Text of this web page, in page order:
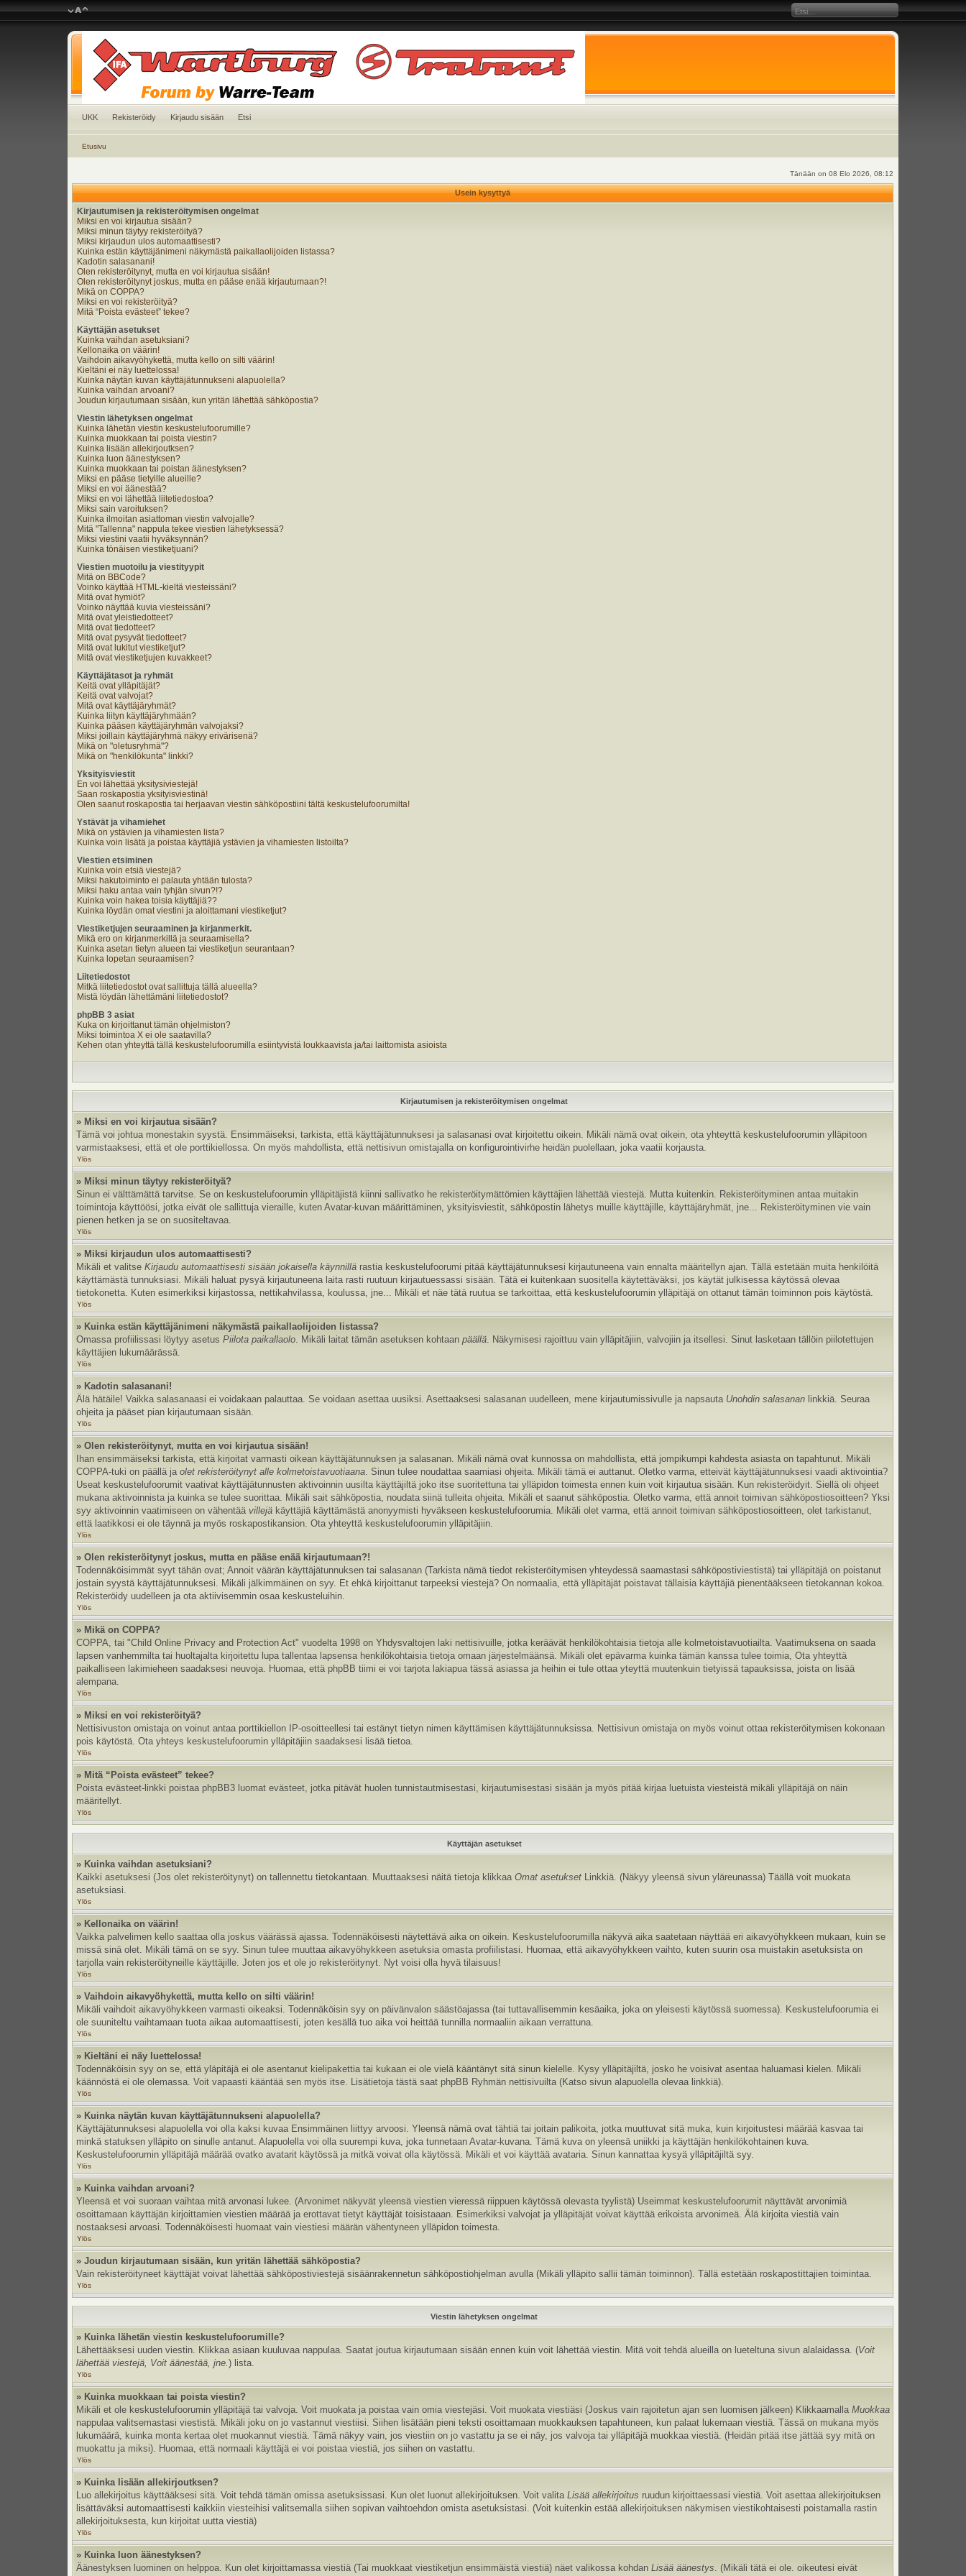
UKK Rekisteröidy Kirjaudu sisään Etsi
Etusivu
Tänään on 08 Elo 2026, 08:12
Usein kysyttyä
Kirjautumisen ja rekisteröitymisen ongelmat
Miksi en voi kirjautua sisään?
Miksi minun täytyy rekisteröityä?
Miksi kirjaudun ulos automaattisesti?
Kuinka estän käyttäjänimeni näkymästä paikallaolijoiden listassa?
Kadotin salasanani!
Olen rekisteröitynyt, mutta en voi kirjautua sisään!
Olen rekisteröitynyt joskus, mutta en pääse enää kirjautumaan?!
Mikä on COPPA?
Miksi en voi rekisteröityä?
Mitä “Poista evästeet” tekee?
Käyttäjän asetukset
Kuinka vaihdan asetuksiani?
Kellonaika on väärin!
Vaihdoin aikavyöhykettä, mutta kello on silti väärin!
Kieltäni ei näy luettelossa!
Kuinka näytän kuvan käyttäjätunnukseni alapuolella?
Kuinka vaihdan arvoani?
Joudun kirjautumaan sisään, kun yritän lähettää sähköpostia?
Viestin lähetyksen ongelmat
Kuinka lähetän viestin keskustelufoorumille?
Kuinka muokkaan tai poista viestin?
Kuinka lisään allekirjoutksen?
Kuinka luon äänestyksen?
Kuinka muokkaan tai poistan äänestyksen?
Miksi en pääse tietyille alueille?
Miksi en voi äänestää?
Miksi en voi lähettää liitetiedostoa?
Miksi sain varoituksen?
Kuinka ilmoitan asiattoman viestin valvojalle?
Mitä "Tallenna" nappula tekee viestien lähetyksessä?
Miksi viestini vaatii hyväksynnän?
Kuinka tönäisen viestiketjuani?
Viestien muotoilu ja viestityypit
Mitä on BBCode?
Voinko käyttää HTML-kieltä viesteissäni?
Mitä ovat hymiöt?
Voinko näyttää kuvia viesteissäni?
Mitä ovat yleistiedotteet?
Mitä ovat tiedotteet?
Mitä ovat pysyvät tiedotteet?
Mitä ovat lukitut viestiketjut?
Mitä ovat viestiketjujen kuvakkeet?
Käyttäjätasot ja ryhmät
Keitä ovat ylläpitäjät?
Keitä ovat valvojat?
Mitä ovat käyttäjäryhmät?
Kuinka liityn käyttäjäryhmään?
Kuinka pääsen käyttäjäryhmän valvojaksi?
Miksi joillain käyttäjäryhmä näkyy erivärisenä?
Mikä on "oletusryhmä"?
Mikä on "henkilökunta" linkki?
Yksityisviestit
En voi lähettää yksitysiviestejä!
Saan roskapostia yksityisviestinä!
Olen saanut roskapostia tai herjaavan viestin sähköpostiini tältä keskustelufoorumilta!
Ystävät ja vihamiehet
Mikä on ystävien ja vihamiesten lista?
Kuinka voin lisätä ja poistaa käyttäjiä ystävien ja vihamiesten listoilta?
Viestien etsiminen
Kuinka voin etsiä viestejä?
Miksi hakutoiminto ei palauta yhtään tulosta?
Miksi haku antaa vain tyhjän sivun?!?
Kuinka voin hakea toisia käyttäjiä??
Kuinka löydän omat viestini ja aloittamani viestiketjut?
Viestiketjujen seuraaminen ja kirjanmerkit.
Mikä ero on kirjanmerkillä ja seuraamisella?
Kuinka asetan tietyn alueen tai viestiketjun seurantaan?
Kuinka lopetan seuraamisen?
Liitetiedostot
Mitkä liitetiedostot ovat sallittuja tällä alueella?
Mistä löydän lähettämäni liitetiedostot?
phpBB 3 asiat
Kuka on kirjoittanut tämän ohjelmiston?
Miksi toimintoa X ei ole saatavilla?
Kehen otan yhteyttä tällä keskustelufoorumilla esiintyvistä loukkaavista ja/tai laittomista asioista
Kirjautumisen ja rekisteröitymisen ongelmat
» Miksi en voi kirjautua sisään?
Tämä voi johtua monestakin syystä. Ensimmäiseksi, tarkista, että käyttäjätunnuksesi ja salasanasi ovat kirjoitettu oikein. Mikäli nämä ovat oikein, ota yhteyttä keskustelufoorumin ylläpitoon
varmistaaksesi, että et ole porttikiellossa. On myös mahdollista, että nettisivun omistajalla on konfigurointivirhe heidän puolellaan, joka vaatii korjausta.
Ylös
» Miksi minun täytyy rekisteröityä?
Sinun ei välttämättä tarvitse. Se on keskustelufoorumin ylläpitäjistä kiinni sallivatko he rekisteröitymättömien käyttäjien lähettää viestejä. Mutta kuitenkin. Rekisteröityminen antaa muitakin
toimintoja käyttöösi, jotka eivät ole sallittuja vieraille, kuten Avatar-kuvan määrittäminen, yksityisviestit, sähköpostin lähetys muille käyttäjille, käyttäjäryhmät, jne... Rekisteröityminen vie vain
pienen hetken ja se on suositeltavaa.
Ylös
» Miksi kirjaudun ulos automaattisesti?
Mikäli et valitseKirjaudu automaattisesti sisään jokaisella käynnillä rastia keskustelufoorumi pitää käyttäjätunnuksesi kirjautuneena vain ennalta määritellyn ajan. Tällä estetään muita henkilöitä
käyttämästä tunnuksiasi. Mikäli haluat pysyä kirjautuneena laita rasti ruutuun kirjautuessassi sisään. Tätä ei kuitenkaan suositella käytettäväksi, jos käytät julkisessa käytössä olevaa
tietokonetta. Kuten esimerkiksi kirjastossa, nettikahvilassa, koulussa, jne... Mikäli et näe tätä ruutua se tarkoittaa, että keskustelufoorumin ylläpitäjä on ottanut tämän toiminnon pois käytöstä.
Ylös
» Kuinka estän käyttäjänimeni näkymästä paikallaolijoiden listassa?
Omassa profiilissasi löytyy asetusPiilota paikallaolo. Mikäli laitat tämän asetuksen kohtaanpäällä. Näkymisesi rajoittuu vain ylläpitäjiin, valvojiin ja itsellesi. Sinut lasketaan tällöin piilotettujen
käyttäjien lukumäärässä.
Ylös
» Kadotin salasanani!
Älä hätäile! Vaikka salasanaasi ei voidakaan palauttaa. Se voidaan asettaa uusiksi. Asettaaksesi salasanan uudelleen, mene kirjautumissivulle ja napsauta Unohdin salasanan linkkiä. Seuraa
ohjeita ja pääset pian kirjautumaan sisään.
Ylös
» Olen rekisteröitynyt, mutta en voi kirjautua sisään!
Ihan ensimmäiseksi tarkista, että kirjoitat varmasti oikean käyttäjätunnuksen ja salasanan. Mikäli nämä ovat kunnossa on mahdollista, että jompikumpi kahdesta asiasta on tapahtunut. Mikäli
COPPA-tuki on päällä jaolet rekisteröitynyt alle kolmetoistavuotiaana. Sinun tulee noudattaa saamiasi ohjeita. Mikäli tämä ei auttanut. Oletko varma, etteivät käyttäjätunnuksesi vaadi aktivointia?
Useat keskustelufoorumit vaativat käyttäjätunnusten aktivoinnin uusilta käyttäjiltä joko itse suoritettuna tai ylläpidon toimesta ennen kuin voit kirjautua sisään. Kun rekisteröidyit. Siellä oli ohjeet
mukana aktivoinnista ja kuinka se tulee suorittaa. Mikäli sait sähköpostia, noudata siinä tulleita ohjeita. Mikäli et saanut sähköpostia. Oletko varma, että annoit toimivan sähköpostiosoitteen? Yksi
syy aktivoinnin vaatimiseen on vähentäävillejä käyttäjiä käyttämästä anonyymisti hyväkseen keskustelufoorumia. Mikäli olet varma, että annoit toimivan sähköpostiosoitteen, olet tarkistanut,
että laatikkosi ei ole täynnä ja myös roskapostikansion. Ota yhteyttä keskustelufoorumin ylläpitäjiin.
Ylös
» Olen rekisteröitynyt joskus, mutta en pääse enää kirjautumaan?!
Todennäköisimmät syyt tähän ovat; Annoit väärän käyttäjätunnuksen tai salasanan (Tarkista nämä tiedot rekisteröitymisen yhteydessä saamastasi sähköpostiviestistä) tai ylläpitäjä on poistanut
jostain syystä käyttäjätunnuksesi. Mikäli jälkimmäinen on syy. Et ehkä kirjoittanut tarpeeksi viestejä? On normaalia, että ylläpitäjät poistavat tällaisia käyttäjiä pienentääkseen tietokannan kokoa.
Rekisteröidy uudelleen ja ota aktiivisemmin osaa keskusteluihin.
Ylös
» Mikä on COPPA?
COPPA, tai "Child Online Privacy and Protection Act" vuodelta 1998 on Yhdysvaltojen laki nettisivuille, jotka keräävät henkilökohtaisia tietoja alle kolmetoistavuotiailta. Vaatimuksena on saada
lapsen vanhemmilta tai huoltajalta kirjoitettu lupa tallentaa lapsensa henkilökohtaisia tietoja omaan järjestelmäänsä. Mikäli olet epävarma kuinka tämän kanssa tulee toimia, Ota yhteyttä
paikalliseen lakimieheen saadaksesi neuvoja. Huomaa, että phpBB tiimi ei voi tarjota lakiapua tässä asiassa ja heihin ei tule ottaa yteyttä muutenkuin tietyissä tapauksissa, joista on lisää
alempana.
Ylös
» Miksi en voi rekisteröityä?
Nettisivuston omistaja on voinut antaa porttikiellon IP-osoitteellesi tai estänyt tietyn nimen käyttämisen käyttäjätunnuksissa. Nettisivun omistaja on myös voinut ottaa rekisteröitymisen kokonaan
pois käytöstä. Ota yhteys keskustelufoorumin ylläpitäjiin saadaksesi lisää tietoa.
Ylös
» Mitä “Poista evästeet” tekee?
Poista evästeet-linkki poistaa phpBB3 luomat evästeet, jotka pitävät huolen tunnistautmisestasi, kirjautumisestasi sisään ja myös pitää kirjaa luetuista viesteistä mikäli ylläpitäjä on näin
määritellyt.
Ylös
Käyttäjän asetukset
» Kuinka vaihdan asetuksiani?
Kaikki asetuksesi (Jos olet rekisteröitynyt) on tallennettu tietokantaan. Muuttaaksesi näitä tietoja klikkaaOmat asetukset Linkkiä. (Näkyy yleensä sivun yläreunassa) Täällä voit muokata
asetuksiasi.
Ylös
» Kellonaika on väärin!
Vaikka palvelimen kello saattaa olla joskus väärässä ajassa. Todennäköisesti näytettävä aika on oikein. Keskustelufoorumilla näkyvä aika saatetaan näyttää eri aikavyöhykkeen mukaan, kuin se
missä sinä olet. Mikäli tämä on se syy. Sinun tulee muuttaa aikavyöhykkeen asetuksia omasta profiilistasi. Huomaa, että aikavyöhykkeen vaihto, kuten suurin osa muistakin asetuksista on
tarjolla vain rekisteröityneille käyttäjille. Joten jos et ole jo rekisteröitynyt. Nyt voisi olla hyvä tilaisuus!
Ylös
» Vaihdoin aikavyöhykettä, mutta kello on silti väärin!
Mikäli vaihdoit aikavyöhykkeen varmasti oikeaksi. Todennäköisin syy on päivänvalon säästöajassa (tai tuttavallisemmin kesäaika, joka on yleisesti käytössä suomessa). Keskustelufoorumia ei
ole suuniteltu vaihtamaan tuota aikaa automaattisesti, joten kesällä tuo aika voi heittää tunnilla normaaliin aikaan verrattuna.
Ylös
» Kieltäni ei näy luettelossa!
Todennäköisin syy on se, että yläpitäjä ei ole asentanut kielipakettia tai kukaan ei ole vielä kääntänyt sitä sinun kielelle. Kysy ylläpitäjiltä, josko he voisivat asentaa haluamasi kielen. Mikäli
käännöstä ei ole olemassa. Voit vapaasti kääntää sen myös itse. Lisätietoja tästä saat phpBB Ryhmän nettisivuilta (Katso sivun alapuolella olevaa linkkiä).
Ylös
» Kuinka näytän kuvan käyttäjätunnukseni alapuolella?
Käyttäjätunnuksesi alapuolella voi olla kaksi kuvaa Ensimmäinen liittyy arvoosi. Yleensä nämä ovat tähtiä tai joitain palikoita, jotka muuttuvat sitä muka, kuin kirjoitustesi määrää kasvaa tai
minkä statuksen ylläpito on sinulle antanut. Alapuolella voi olla suurempi kuva, joka tunnetaan Avatar-kuvana. Tämä kuva on yleensä uniikki ja käyttäjän henkilökohtainen kuva.
Keskustelufoorumin ylläpitäjä määrää ovatko avatarit käytössä ja mitkä voivat olla käytössä. Mikäli et voi käyttää avataria. Sinun kannattaa kysyä ylläpitäjiltä syy.
Ylös
» Kuinka vaihdan arvoani?
Yleensä et voi suoraan vaihtaa mitä arvonasi lukee. (Arvonimet näkyvät yleensä viestien vieressä riippuen käytössä olevasta tyylistä) Useimmat keskustelufoorumit näyttävät arvonimiä
osoittamaan käyttäjän kirjoittamien viestien määrää ja erottavat tietyt käyttäjät toisistaaan. Esimerkiksi valvojat ja ylläpitäjät voivat käyttää erikoista arvonimeä. Älä kirjoita viestiä vain
nostaaksesi arvoasi. Todennäköisesti huomaat vain viestiesi määrän vähentyneen ylläpidon toimesta.
Ylös
» Joudun kirjautumaan sisään, kun yritän lähettää sähköpostia?
Vain rekisteröityneet käyttäjät voivat lähettää sähköpostiviestejä sisäänrakennetun sähköpostiohjelman avulla (Mikäli ylläpito sallii tämän toiminnon). Tällä estetään roskapostittajien toimintaa.
Ylös
Viestin lähetyksen ongelmat
» Kuinka lähetän viestin keskustelufoorumille?
Lähettääksesi uuden viestin. Klikkaa asiaan kuuluvaa nappulaa. Saatat joutua kirjautumaan sisään ennen kuin voit lähettää viestin. Mitä voit tehdä alueilla on lueteltuna sivun alalaidassa. (Voit
lähettää viestejä, Voit äänestää, jne.) lista.
Ylös
» Kuinka muokkaan tai poista viestin?
Mikäli et ole keskustelufoorumin ylläpitäjä tai valvoja. Voit muokata ja poistaa vain omia viestejäsi. Voit muokata viestiäsi (Joskus vain rajoitetun ajan sen luomisen jälkeen) KlikkaamallaMuokkaa
nappulaa valitsemastasi viestistä. Mikäli joku on jo vastannut viestiisi. Siihen lisätään pieni teksti osoittamaan muokkauksen tapahtuneen, kun palaat lukemaan viestiä. Tässä on mukana myös
lukumäärä, kuinka monta kertaa olet muokannut viestiä. Tämä näkyy vain, jos viestiin on jo vastattu ja se ei näy, jos valvoja tai ylläpitäjä muokkaa viestiä. (Heidän pitää itse jättää syy mitä on
muokattu ja miksi). Huomaa, että normaali käyttäjä ei voi poistaa viestiä, jos siihen on vastattu.
Ylös
» Kuinka lisään allekirjoutksen?
Luo allekirjoitus käyttääksesi sitä. Voit tehdä tämän omissa asetuksissasi. Kun olet luonut allekirjoituksen. Voit valitaLisää allekirjoitus ruudun kirjoittaessasi viestiä. Voit asettaa allekirjoituksen
lisättäväksi automaattisesti kaikkiin viesteihisi valitsemalla siihen sopivan vaihtoehdon omista asetuksistasi. (Voit kuitenkin estää allekirjoituksen näkymisen viestikohtaisesti poistamalla rastin
allekirjoituksesta, kun kirjoitat uutta viestiä)
Ylös
» Kuinka luon äänestyksen?
Äänestyksen luominen on helppoa. Kun olet kirjoittamassa viestiä (Tai muokkaat viestiketjun ensimmäistä viestiä) näet valikossa kohdanLisää äänestys. (Mikäli tätä ei ole. oikeutesi eivät